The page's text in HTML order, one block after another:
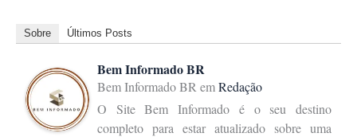
Sobre Últimos Posts
Bem Informado BR
Bem Informado BR emRedação
O Site Bem Informado é o seu destino
completo para estar atualizado sobre uma